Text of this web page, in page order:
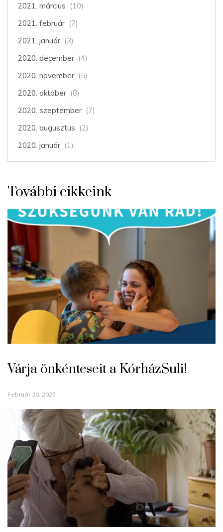
2021. március (10)
2021. február (7)
2021. január (3)
2020. december (4)
2020. november (5)
2020. október (8)
2020. szeptember (7)
2020. augusztus (2)
2020. január (1)
További cikkeink
Várja önkénteseit a KórházSuli!
Február 20, 2023